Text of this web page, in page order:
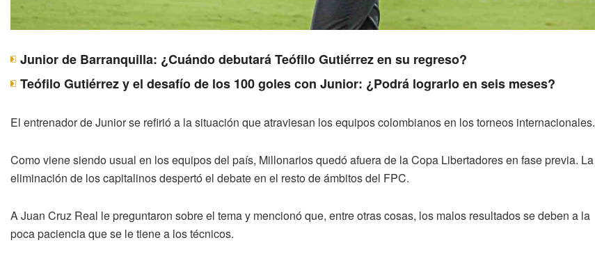
Junior de Barranquilla: ¿Cuándo debutará Teófilo Gutiérrez en su regreso?
Teófilo Gutiérrez y el desafío de los 100 goles con Junior: ¿Podrá lograrlo en seis meses?
El entrenador de Junior se refirió a la situación que atraviesan los equipos colombianos en los torneos internacionales.
Como viene siendo usual en los equipos del país, Millonarios quedó afuera de la Copa Libertadores en fase previa. La
eliminación de los capitalinos despertó el debate en el resto de ámbitos del FPC.
A Juan Cruz Real le preguntaron sobre el tema y mencionó que, entre otras cosas, los malos resultados se deben a la
poca paciencia que se le tiene a los técnicos.